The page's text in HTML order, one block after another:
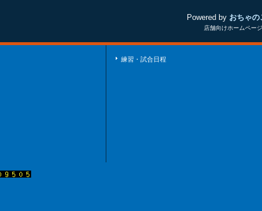
Powered by おちゃの
店舗向けホームペー
練習・試合日程